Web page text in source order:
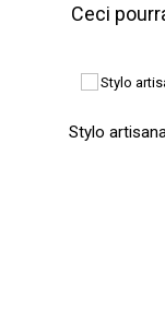
Ceci
Stylo